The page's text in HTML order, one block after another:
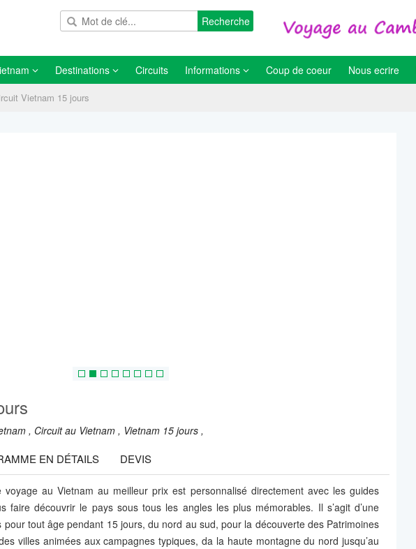
Recherche
Destinations Circuits Informations Coup de coeur Nous ecrire
Vietnam 15 jours
, Circuit au Vietnam , Vietnam 15 jours ,
EN DÉTAILS DEVIS
voyage au Vietnam au meilleur prix est personnalisé directement avec les guides
faire découvrir le pays sous tous les angles les plus mémorables. Il s’agit d’une
tout âge pendant 15 jours, du nord au sud, pour la découverte des Patrimoines
villes animées aux campagnes typiques, da la haute montagne du nord jusqu’au